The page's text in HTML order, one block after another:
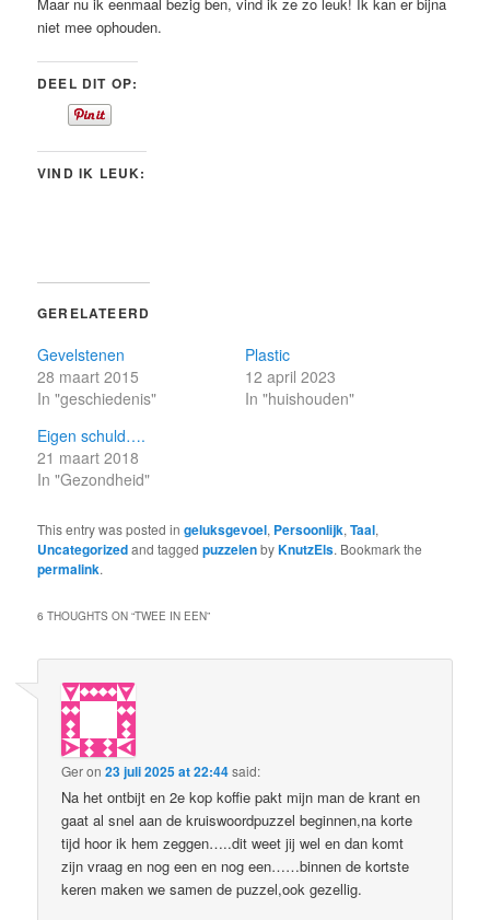
niet mee ophouden.
DEEL DIT OP:
VIND IK LEUK:
GERELATEERD
Gevelstenen
28 maart 2015
In "geschiedenis"
Plastic
12 april 2023
In "huishouden"
Eigen schuld….
21 maart 2018
In "Gezondheid"
This entry was posted ingeluksgevoel, Persoonlijk,Taal,
Uncategorizedand taggedpuzzelenbyKnutzEls. Bookmark the
permalink.
6 THOUGHTS ON “TWEE IN EEN”
Geron23 juli 2025 at 22:44said:
Na het ontbijt en 2e kop koffie pakt mijn man de krant en
gaat al snel aan de kruiswoordpuzzel beginnen,na korte
tijd hoor ik hem zeggen…..dit weet jij wel en dan komt
zijn vraag en nog een en nog een……binnen de kortste
keren maken we samen de puzzel,ook gezellig.